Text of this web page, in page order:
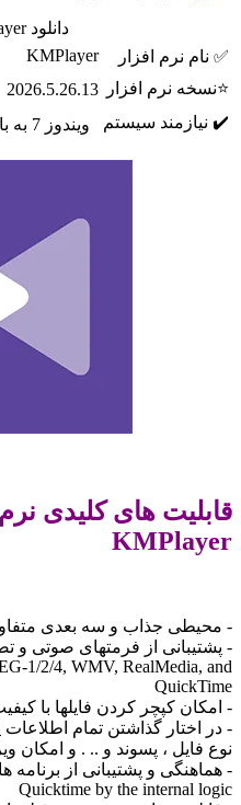
دانلود KMPlayer
✅ نام نرم افزار
KMPlayer
⭐نسخه نرم افزار
2026.5.26.13
✔️ نیازمند سیستم
ویندوز 7 به بالا
قابلیت های کلیدی نرم
KMPlayer
- محیطی جذاب و سه بعدی متفاوت
1/2/4, WMV, RealMedia, and
QuickTime
- امکان کپچر کردن فایلها با
- در اختار گذاشتن تمام
نوع فایل ، پسوند و .. . و امکان
Quicktime by the internal logic